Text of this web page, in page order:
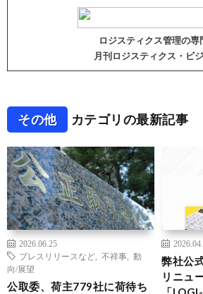
ロジスティクス管理の専
月刊ロジスティクス・ビ
その他 カテゴリの最新記事
2026.06.25
プレスリリースなど
不祥事
動
向/展望
公取委、荷主779社に荷待ち
弊社公
リニュ